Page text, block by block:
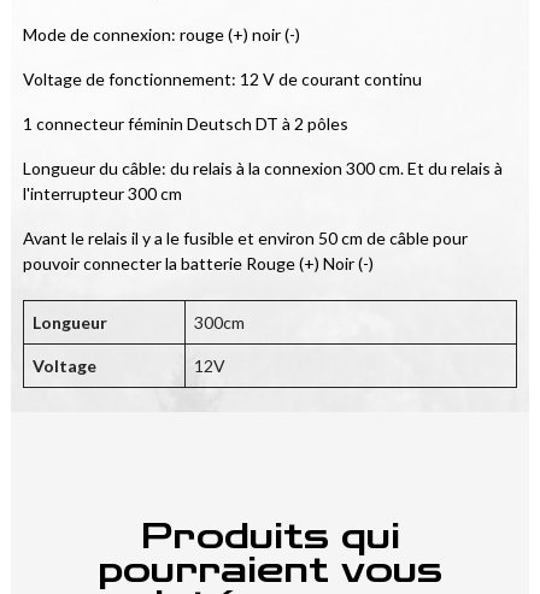
Mode de connexion: rouge (+) noir (-)
Voltage de fonctionnement: 12 V de courant continu
1 connecteur féminin Deutsch DT à 2 pôles
Longueur du câble: du relais à la connexion 300 cm. Et du relais à
l'interrupteur 300 cm
Avant le relais il y a le fusible et environ 50 cm de câble pour
pouvoir connecter la batterie Rouge (+) Noir (-)
Longueur 300cm
Voltage 12V
Produits qui
pourraient vous